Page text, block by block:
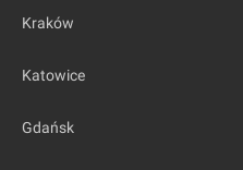
Kraków
Katowice
Gdańsk